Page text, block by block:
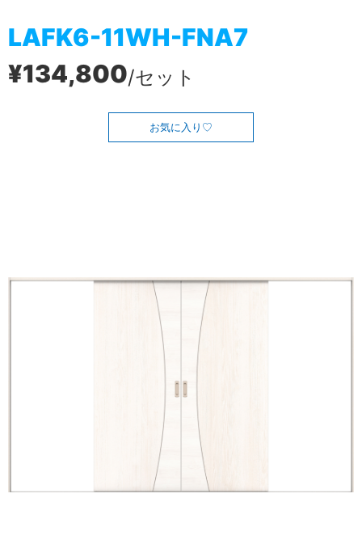
LAFK6-11WH-FNA7
¥134,800/セット
お気に入り